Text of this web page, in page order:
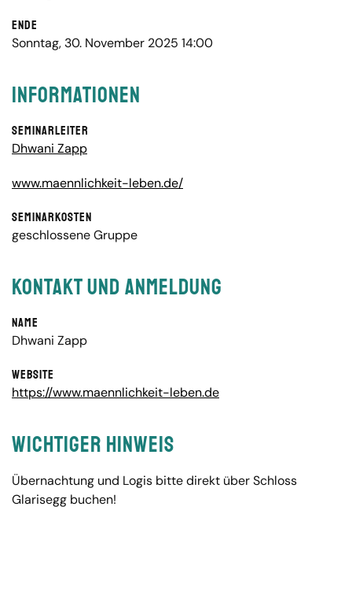
Ende
Sonntag, 30. November 2025 14:00
Informationen
Seminarleiter
Dhwani Zapp
www.maennlichkeit-leben.de/
Seminarkosten
geschlossene Gruppe
Kontakt und Anmeldung
Name
Dhwani Zapp
Website
https://www.maennlichkeit-leben.de
Wichtiger Hinweis
Übernachtung und Logis bitte direkt über Schloss
Glarisegg buchen!